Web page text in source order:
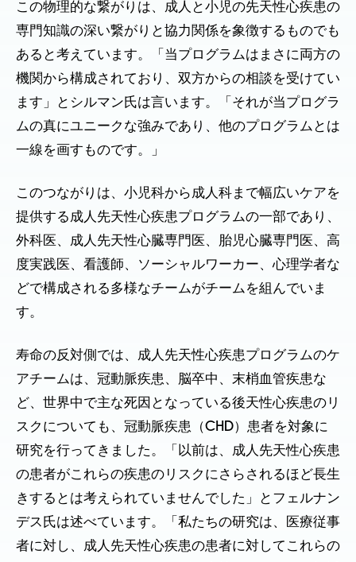
この物理的な繋がりは、成人と小児の先天性心疾患の
専門知識の深い繋がりと協力関係を象徴するものでも
あると考えています。「当プログラムはまさに両方の
機関から構成されており、双方からの相談を受けてい
ます」とシルマン氏は言います。「それが当プログラ
ムの真にユニークな強みであり、他のプログラムとは
一線を画すものです。」
このつながりは、小児科から成人科まで幅広いケアを
提供する成人先天性心疾患プログラムの一部であり、
外科医、成人先天性心臓専門医、胎児心臓専門医、高
度実践医、看護師、ソーシャルワーカー、心理学者な
どで構成される多様なチームがチームを組んでいま
す。
寿命の反対側では、成人先天性心疾患プログラムのケ
アチームは、冠動脈疾患、脳卒中、末梢血管疾患な
ど、世界中で主な死因となっている後天性心疾患のリ
スクについても、冠動脈疾患（CHD）患者を対象に
研究を行ってきました。「以前は、成人先天性心疾患
の患者がこれらの疾患のリスクにさらされるほど長生
きするとは考えられていませんでした」とフェルナン
デス氏は述べています。「私たちの研究は、医療従事
者に対し、成人先天性心疾患の患者に対してこれらの